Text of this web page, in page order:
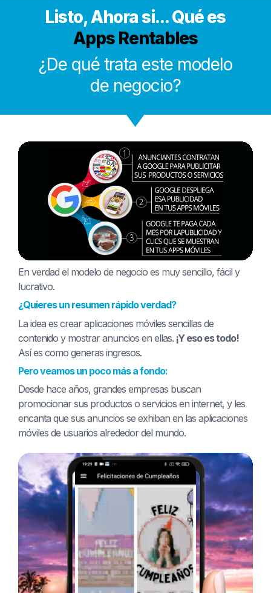
Listo, Ahora si... Qué es
Apps Rentables
¿De qué trata este modelo
de negocio?
En verdad el modelo de negocio es muy sencillo, fácil y
lucrativo.
¿Quieres un resumen rápido verdad?
La idea es crear aplicaciones móviles sencillas de
contenido y mostrar anuncios en ellas. ¡Y eso es todo!
Así es como generas ingresos.
Pero veamos un poco más a fondo:
Desde hace años, grandes empresas buscan
promocionar sus productos o servicios en internet, y les
encanta que sus anuncios se exhiban en las aplicaciones
móviles de usuarios alrededor del mundo.